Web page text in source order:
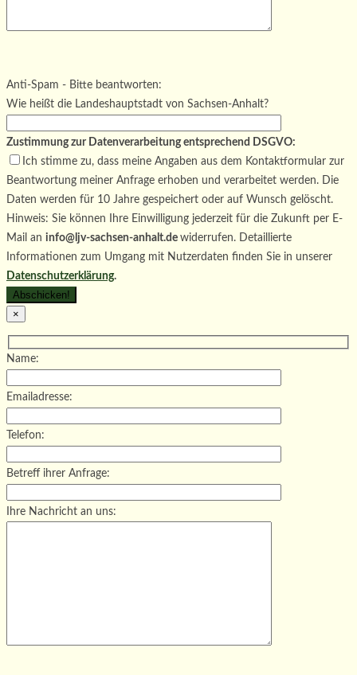
Bitte lasse dieses Feld leer.
Anti-Spam - Bitte beantworten:
Wie heißt die Landeshauptstadt von Sachsen-Anhalt?
Zustimmung zur Datenverarbeitung entsprechend DSGVO:
Ich stimme zu, dass meine Angaben aus dem Kontaktformular zur
Beantwortung meiner Anfrage erhoben und verarbeitet werden. Die
Daten werden für 10 Jahre gespeichert oder auf Wunsch gelöscht.
Hinweis: Sie können Ihre Einwilligung jederzeit für die Zukunft per E-
Mail an info@ljv-sachsen-anhalt.de widerrufen. Detaillierte
Informationen zum Umgang mit Nutzerdaten finden Sie in unserer
Datenschutzerklärung.
×
Name:
Emailadresse:
Telefon:
Betreff ihrer Anfrage:
Ihre Nachricht an uns: